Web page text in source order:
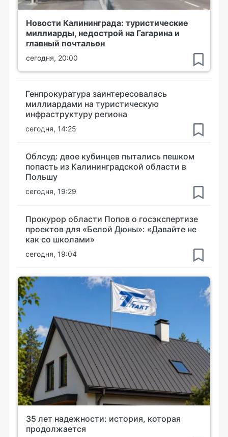
Новости Калининграда: туристические
миллиарды, недострой на Гагарина и
главный почтальон
сегодня, 20:00
Генпрокуратура заинтересовалась
миллиардами на туристическую
инфраструктуру региона
сегодня, 14:25
Облсуд: двое кубинцев пытались пешком
попасть из Калининградской области в
Польшу
сегодня, 19:29
Прокурор области Попов о госэкспертизе
проектов для «Белой Дюны»: «Давайте не
как со школами»
сегодня, 19:04
35 лет надежности: история, которая
продолжается